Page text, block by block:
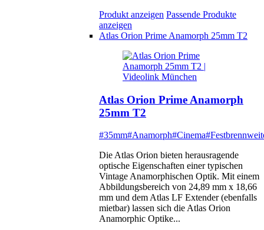
Produkt anzeigen Passende Produkte
anzeigen
Atlas Orion Prime Anamorph 25mm T2
Atlas Orion Prime Anamorph
25mm T2
#35mm#Anamorph#Cinema
Die Atlas Orion bieten herausragende
optische Eigenschaften einer typischen
Vintage Anamorphischen Optik. Mit einem
Abbildungsbereich von 24,89 mm x 18,66
mm und dem Atlas LF Extender (ebenfalls
mietbar) lassen sich die Atlas Orion
Anamorphic Optike...